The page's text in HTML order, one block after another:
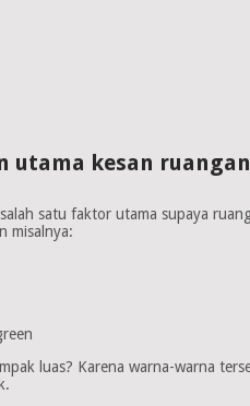
utama kesan
satu faktor utama supaya
misalnya:
luas? Karena warna-warna